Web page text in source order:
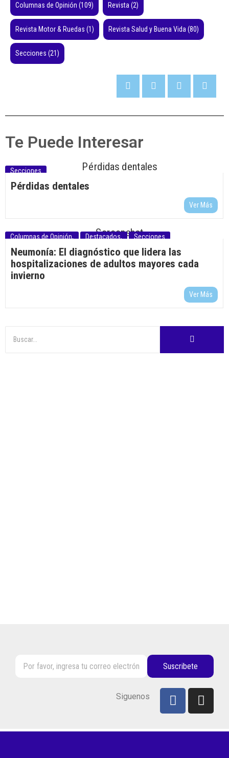
Columnas de Opinión (109) Revista (2)
Revista Motor & Ruedas (1) Revista Salud y Buena Vida (80)
Secciones (21)
Te Puede Interesar
Secciones
Pérdidas dentales
Ver Más
Columnas de Opinión, Destacados, Secciones
Neumonía: El diagnóstico que lidera las
hospitalizaciones de adultos mayores cada
invierno
Ver Más
Suscribete
Siguenos